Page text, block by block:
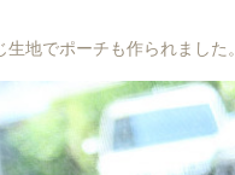
地でポーチも作られました。